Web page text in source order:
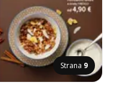
Strana 9